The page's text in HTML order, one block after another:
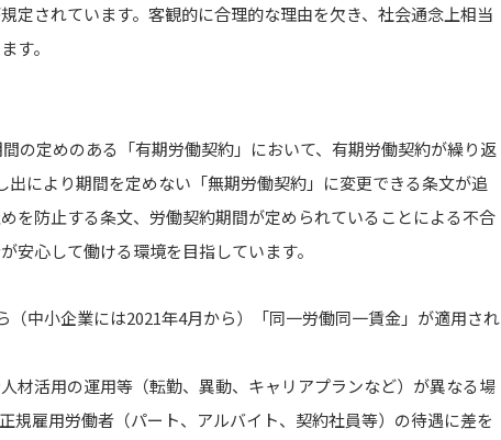
定されています。客観的に合理的な理由を欠き、社会通念上相当
す。
の定めのある「有期労働契約」において、有期労働契約が繰り返
により期間を定めない「無期労働契約」に変更できる条文が追
を防止する条文、労働契約期間が定められていることによる不合
安心して働ける環境を目指しています。
（中小企業には2021年4月から）「同一労働同一賃金」が適用され
材活用の運用等（転勤、異動、キャリアプランなど）が異なる場
規雇用労働者（パート、アルバイト、契約社員等）の待遇に差を